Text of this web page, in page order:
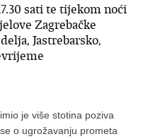
sati te tijekom noći
Zagrebačke
Jastrebarsko,
je više stotina poziva
o ugrožavanju prometa